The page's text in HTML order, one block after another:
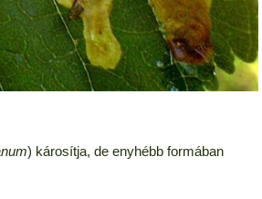
) károsítja, de enyhébb formában